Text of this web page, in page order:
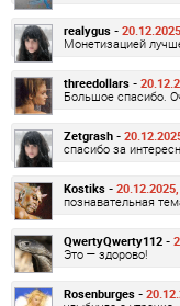
realygus -
Монетизацией
threedollars -
Большое спасибо.
Zetgrash -
спасибо за
Kostiks -
познавательная
QwertyQwerty112 -
Это — здорово!
Rosenburges -